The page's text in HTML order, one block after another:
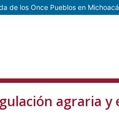
de los Once Pueblos en